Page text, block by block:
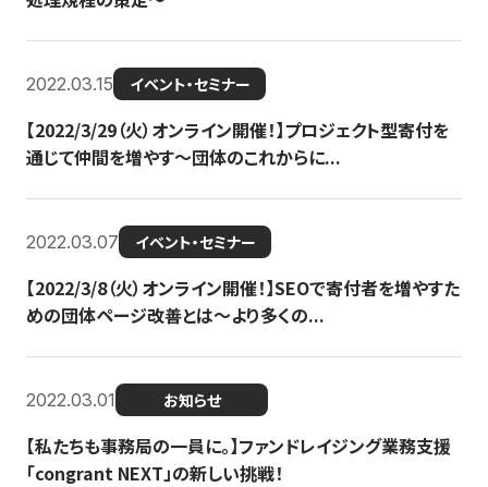
2022.03.15 イベント・セミナー
【2022/3/29（火）オンライン開催！】プロジェクト型寄付を
通じて仲間を増やす～団体のこれからに...
2022.03.07 イベント・セミナー
【2022/3/8（火）オンライン開催！】SEOで寄付者を増やすた
めの団体ページ改善とは～より多くの...
2022.03.01 お知らせ
【私たちも事務局の一員に。】ファンドレイジング業務支援
「congrant NEXT」の新しい挑戦！